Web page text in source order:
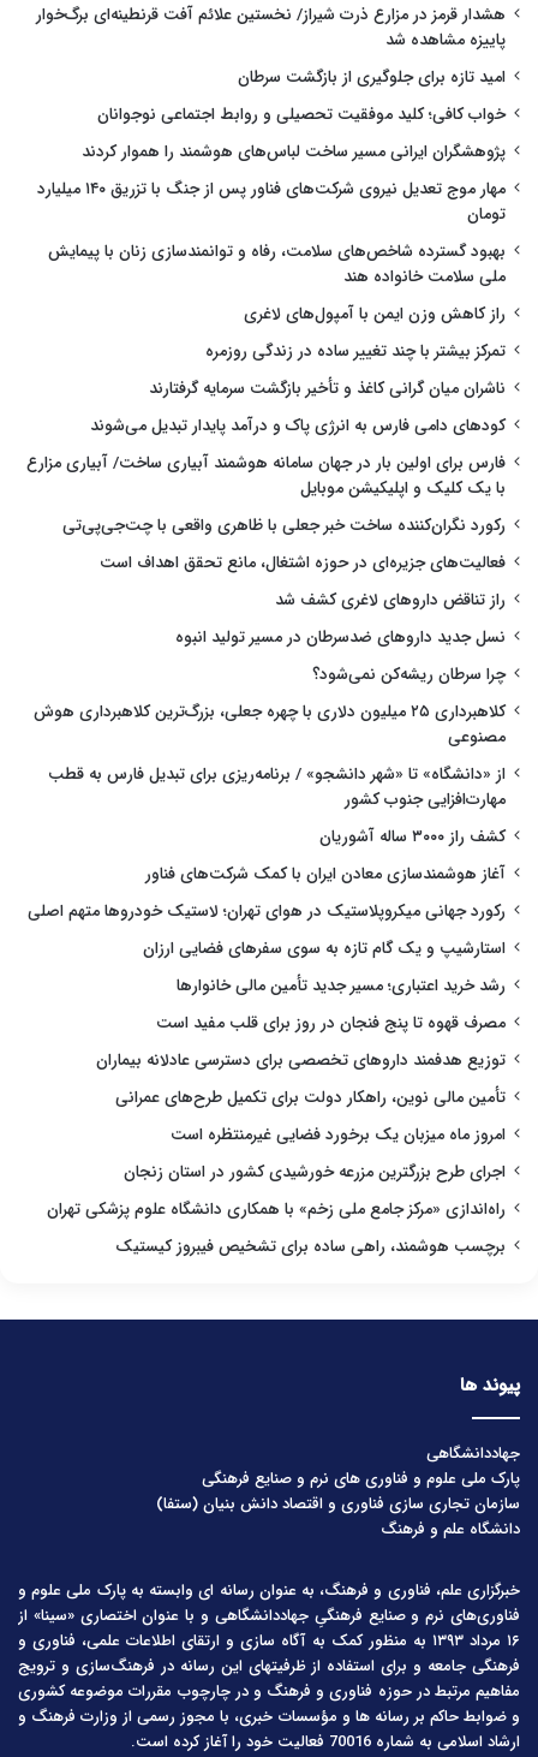
هشدار قرمز در مزارع ذرت شیراز/ نخستین علائم آفت قرنطینه‌ای برگ‌خوار
پاییزه مشاهده شد
امید تازه برای جلوگیری از بازگشت سرطان
خواب کافی؛ کلید موفقیت تحصیلی و روابط اجتماعی نوجوانان
پژوهشگران ایرانی مسیر ساخت لباس‌های هوشمند را هموار کردند
مهار موج تعدیل نیروی شرکت‌های فناور پس از جنگ با تزریق ۱۴۰ میلیارد
تومان
بهبود گسترده شاخص‌های سلامت، رفاه و توانمندسازی زنان با پیمایش
ملی سلامت خانواده هند
راز کاهش وزن ایمن با آمپول‌های لاغری
تمرکز بیشتر با چند تغییر ساده در زندگی روزمره
ناشران میان گرانی کاغذ و تأخیر بازگشت سرمایه گرفتارند
کودهای دامی فارس به انرژی پاک و درآمد پایدار تبدیل می‌شوند
فارس برای اولین بار در جهان سامانه هوشمند آبیاری ساخت/ آبیاری مزارع
با یک کلیک و اپلیکیشن موبایل
رکورد نگران‌کننده ساخت خبر جعلی با ظاهری واقعی با چت‌جی‌پی‌تی
فعالیت‌های جزیره‌ای در حوزه اشتغال، مانع تحقق اهداف است
راز تناقض داروهای لاغری کشف شد
نسل جدید داروهای ضدسرطان در مسیر تولید انبوه
چرا سرطان ریشه‌کن نمی‌شود؟
کلاهبرداری ۲۵ میلیون دلاری با چهره جعلی، بزرگ‌ترین کلاهبرداری هوش
مصنوعی
از «دانشگاه» تا «شهر دانشجو» / برنامه‌ریزی برای تبدیل فارس به قطب
مهارت‌افزایی جنوب کشور
کشف راز ۳۰۰۰ ساله آشوریان
آغاز هوشمندسازی معادن ایران با کمک شرکت‌های فناور
رکورد جهانی میکروپلاستیک در هوای تهران؛ لاستیک خودروها متهم اصلی
استارشیپ و یک گام تازه به سوی سفرهای فضایی ارزان
رشد خرید اعتباری؛ مسیر جدید تأمین مالی خانوارها
مصرف قهوه تا پنج فنجان در روز برای قلب مفید است
توزیع هدفمند داروهای تخصصی برای دسترسی عادلانه بیماران
تأمین مالی نوین، راهکار دولت برای تکمیل طرح‌های عمرانی
امروز ماه میزبان یک برخورد فضایی غیرمنتظره است
اجرای طرح بزرگترین مزرعه خورشیدی کشور در استان زنجان
راه‌اندازی «مرکز جامع ملی زخم» با همکاری دانشگاه علوم پزشکی تهران
برچسب هوشمند، راهی ساده برای تشخیص فیبروز کیستیک
پیوند ها
جهاددانشگاهی
پارک ملی علوم و فناوری های نرم و صنایع فرهنگی
سازمان تجاری سازی فناوری و اقتصاد دانش بنیان (ستفا)
دانشگاه علم و فرهنگ
خبرگزاری علم، فناوری و فرهنگ، به عنوان رسانه ای وابسته به پارک ملی علوم و
فناوری‌های نرم و صنایع فرهنگیِ جهاددانشگاهی و با عنوان اختصاری «سینا» از
۱۶ مرداد ۱۳۹۳ به منظور کمک به آگاه سازی و ارتقای اطلاعات علمی، فناوری و
فرهنگی جامعه و برای استفاده از ظرفیتهای این رسانه در فرهنگ‌سازی و ترویج
مفاهیم مرتبط در حوزه فناوری و فرهنگ و در چارچوب مقررات موضوعه کشوری
و ضوابط حاکم بر رسانه ها و مؤسسات خبری، با مجوز رسمی از وزارت فرهنگ و
ارشاد اسلامی به شماره 70016 فعالیت خود را آغاز کرده است.